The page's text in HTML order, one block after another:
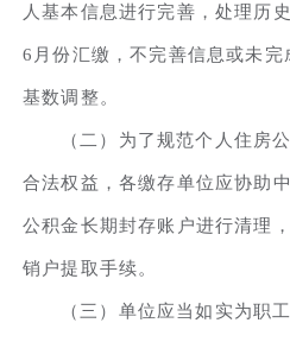
人基本信息进行完善，处理历
6月份汇缴，不完善信息或未
基数调整。
（二）为了规范个人住房
合法权益，各缴存单位应协助
公积金长期封存账户进行清理
销户提取手续。
（三）单位应当如实为职